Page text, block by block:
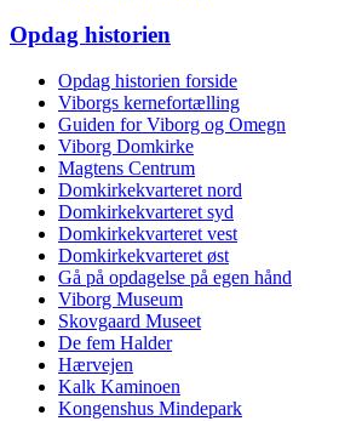
Opdag historien
Opdag historien forside
Viborgs kernefortælling
Guiden for Viborg og Omegn
Viborg Domkirke
Magtens Centrum
Domkirkekvarteret nord
Domkirkekvarteret syd
Domkirkekvarteret vest
Domkirkekvarteret øst
Gå på opdagelse på egen hånd
Viborg Museum
Skovgaard Museet
De fem Halder
Hærvejen
Kalk Kaminoen
Kongenshus Mindepark